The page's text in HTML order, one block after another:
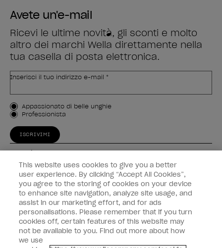
Avete un'e-mail
Ricevi le ultime novità, gli sconti e molto
altro dei marchi Wella direttamente nella
tua casella di posta elettronica.
Inserisci il tuo indirizzo e-mail *
Tipo di cliente
Appassionato di belle unghie
Professionista
ISCRIVIMI
Esperienza
Collegati
Informazioni sul cliente
This website uses cookies to give you a better
user experience. By clicking “Accept All Cookies”,
you agree to the storing of cookies on your device
to enhance site navigation, analyze site usage, and
assist in our marketing effort, and for ads
personalisations. Please remember that if you turn
cookies off, certain features of this website may
not be available to you. Find out more about how
we use